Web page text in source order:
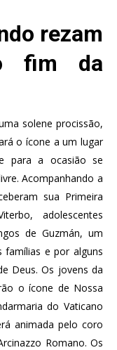
rezam
fim da
solene procissão,
o ícone a um lugar
para a ocasião se
Acompanhando a
sua Primeira
adolescentes
de Guzmán, um
famílias e por alguns
Deus. Os jovens da
o ícone de Nossa
do Vaticano
animada pelo coro
Romano. Os